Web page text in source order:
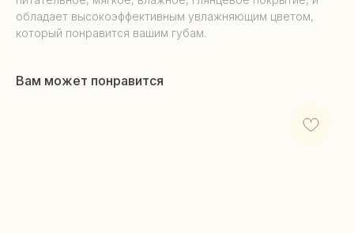
обладает высокоэффективным увлажняющим цветом,
который понравится вашим губам.
Вам может понравится